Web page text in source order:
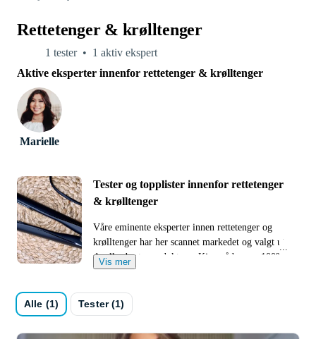
Rettetenger & krølltenger
1 tester
1 aktiv ekspert
Aktive eksperter innenfor rettetenger & krølltenger
Marielle
Tester og topplister innenfor rettetenger
& krølltenger
Våre eminente eksperter innen rettetenger og
krølltenger har her scannet markedet og valgt ut
de aller beste produktene. Kjøpsrådene er 100%
uavhengige, noe som betyr at ingen har påvirket
basert på kunnskap og erfaring!
Vi lager både topplister og tester av rettetenger
Vis mer
Alle (1) Tester (1)